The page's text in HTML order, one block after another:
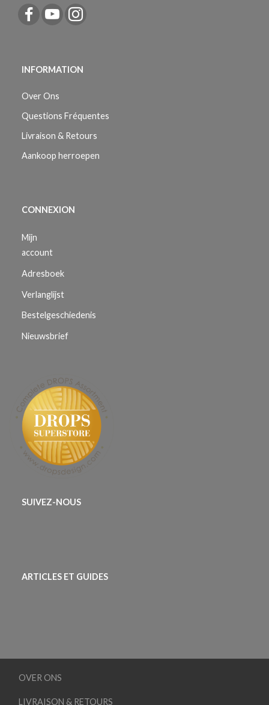
INFORMATION
Over Ons
Questions Fréquentes
Livraison & Retours
Aankoop herroepen
CONNEXION
Mijn
account
Adresboek
Verlanglijst
Bestelgeschiedenis
Nieuwsbrief
SUIVEZ-NOUS
ARTICLES ET GUIDES
OVER ONS
LIVRAISON & RETOURS